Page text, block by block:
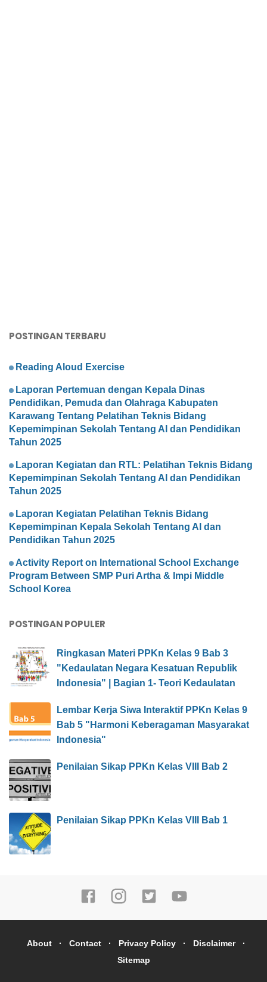
POSTINGAN TERBARU
Reading Aloud Exercise
Laporan Pertemuan dengan Kepala Dinas
Pendidikan, Pemuda dan Olahraga Kabupaten
Karawang Tentang Pelatihan Teknis Bidang
Kepemimpinan Sekolah Tentang AI dan Pendidikan
Tahun 2025
Laporan Kegiatan dan RTL: Pelatihan Teknis Bidang
Kepemimpinan Sekolah Tentang AI dan Pendidikan
Tahun 2025
Laporan Kegiatan Pelatihan Teknis Bidang
Kepemimpinan Kepala Sekolah Tentang AI dan
Pendidikan Tahun 2025
Activity Report on International School Exchange
Program Between SMP Puri Artha & Impi Middle
School Korea
POSTINGAN POPULER
Ringkasan Materi PPKn Kelas 9 Bab 3
"Kedaulatan Negara Kesatuan Republik
Indonesia" | Bagian 1- Teori Kedaulatan
Lembar Kerja Siwa Interaktif PPKn Kelas 9
Bab 5 "Harmoni Keberagaman Masyarakat
Indonesia"
Penilaian Sikap PPKn Kelas VIII Bab 2
Penilaian Sikap PPKn Kelas VIII Bab 1
About Contact Privacy Policy
Disclaimer
Sitemap